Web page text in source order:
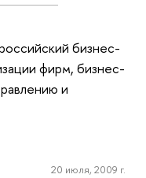
бизнес-
фирм, бизнес-
и
20 июля, 2009 г.